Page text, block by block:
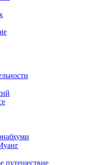
путешествие